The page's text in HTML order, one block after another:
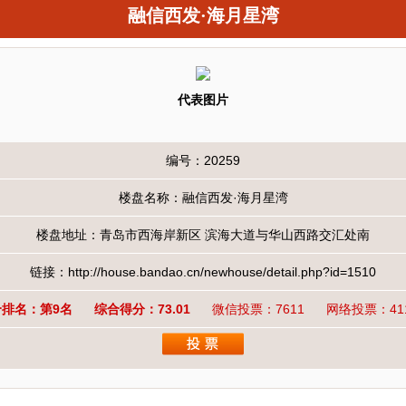
融信西发·海月星湾
代表图片
编号：20259
楼盘名称：融信西发·海月星湾
楼盘地址：青岛市西海岸新区 滨海大道与华山西路交汇处南
链接：http://house.bandao.cn/newhouse/detail.php?id=1510
名：第9名 综合得分：73.01 微信投票：7611 网络投票：